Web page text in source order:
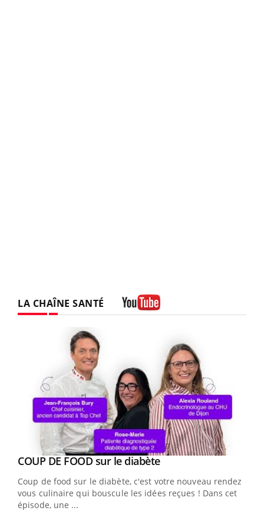
LA CHAÎNE SANTÉ
Youtube
COUP DE FOOD sur le diabèteYoutube
Coup de food sur le diabète, c'est votre nouveau rendez-
vous culinaire qui bouscule les idées reçues ! Dans cet
épisode, une ...